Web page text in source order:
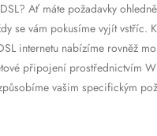
Ať máte požadavky
se vám pokusíme vyjít vstříc.
internetu nabízíme rovněž
připojení prostřednictvím
vašim specifickým